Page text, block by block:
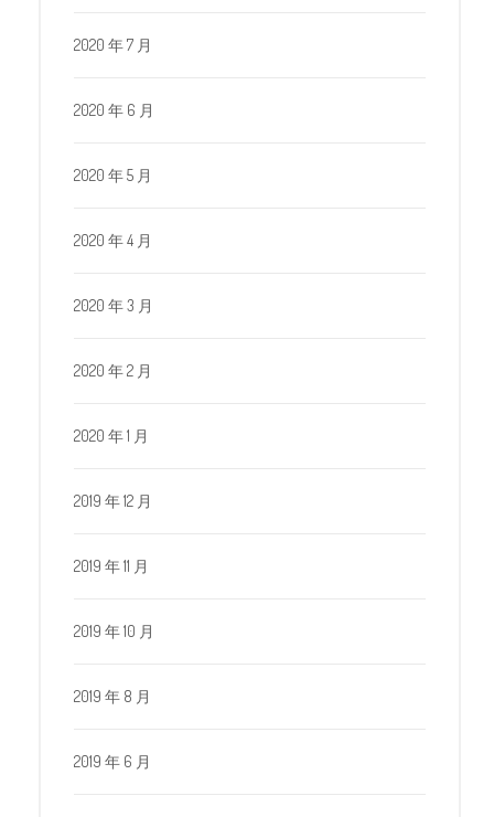
2020 年 7 月
2020 年 6 月
2020 年 5 月
2020 年 4 月
2020 年 3 月
2020 年 2 月
2020 年 1 月
2019 年 12 月
2019 年 11 月
2019 年 10 月
2019 年 8 月
2019 年 6 月